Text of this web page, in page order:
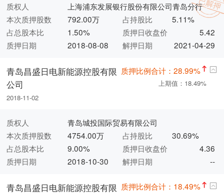
质权人
上海浦东发展银行股份有限公司青岛分行
本次质押股数
792.00万 占持股比
5.11%
占总股本比
1.50% 质押日收盘价
5.42
质押日期
2018-08-08 解押日期 2021-04-29
青岛昌盛日电新能源控股有限
公司
2018-11-02
质押比例合计：28.99%
上期值：18.49%
质权人
青岛城投国际贸易有限公司
本次质押股数
4754.00万 占持股比
30.69%
占总股本比
9.00% 质押日收盘价
4.36
质押日期
2018-10-30 解押日期 --
青岛昌盛日电新能源控股有限 质押比例合计：18.49%